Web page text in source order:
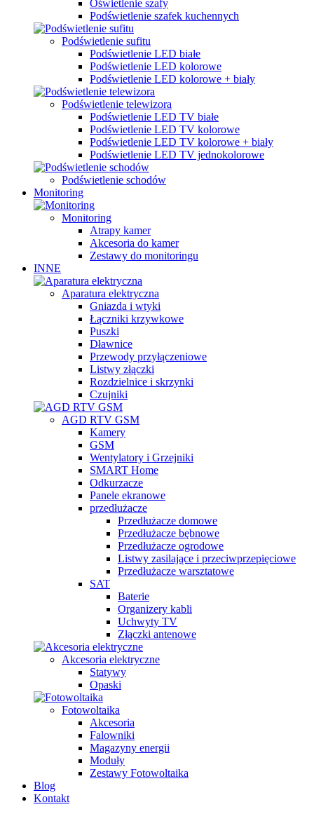
Oświetlenie szafy
Podświetlenie szafek kuchennych
Podświetlenie sufitu
Podświetlenie LED białe
Podświetlenie LED kolorowe
Podświetlenie LED kolorowe + biały
Podświetlenie telewizora
Podświetlenie LED TV białe
Podświetlenie LED TV kolorowe
Podświetlenie LED TV kolorowe + biały
Podświetlenie LED TV jednokolorowe
Podświetlenie schodów
Monitoring
Monitoring
Atrapy kamer
Akcesoria do kamer
Zestawy do monitoringu
INNE
Aparatura elektryczna
Gniazda i wtyki
Łączniki krzywkowe
Puszki
Dławnice
Przewody przyłączeniowe
Listwy złączki
Rozdzielnice i skrzynki
Czujniki
AGD RTV GSM
Kamery
GSM
Wentylatory i Grzejniki
SMART Home
Odkurzacze
Panele ekranowe
przedłużacze
Przedłużacze domowe
Przedłużacze bębnowe
Przedłużacze ogrodowe
Listwy zasilające i przeciwprzepięciowe
Przedłużacze warsztatowe
SAT
Baterie
Organizery kabli
Uchwyty TV
Złączki antenowe
Akcesoria elektryczne
Statywy
Opaski
Fotowoltaika
Akcesoria
Falowniki
Magazyny energii
Moduły
Zestawy Fotowoltaika
Blog
Kontakt